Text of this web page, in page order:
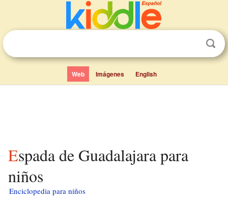
Web Imágenes English
Espada de Guadalajara para
niños
Enciclopedia para niños